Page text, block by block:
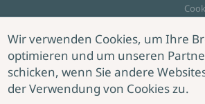
Zahlungsoptionen
Wir verwenden Cookies, um Ihre
optimieren und um unseren
schicken, wenn Sie andere
der Verwendung von Cookies zu.